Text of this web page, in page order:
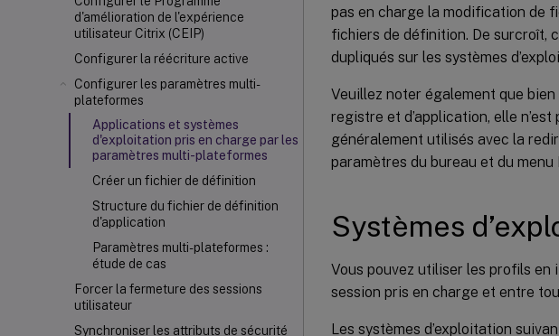
d'amélioration de l'expérience
utilisateur Citrix (CEIP)
Configurer la réécriture active
Configurer les paramètres multi-
plateformes
Applications et systèmes
d'exploitation pris en charge par les
paramètres multi-plateformes
Créer un fichier de définition
Structure du fichier de définition
d'application
Paramètres multi-plateformes :
étude de cas
Forcer la fermeture des sessions
utilisateur
Synchroniser les attributs de sécurité
pas en charge la modification de
fichiers de définition. De surcroît,
dupliqués sur les systèmes
Veuillez noter également que
registre et d’application, elle
généralement utilisés avec la
paramètres du bureau et du menu
Systèmes
Vous pouvez utiliser les profils en
session pris en charge et entre
Les systèmes d’exploitation